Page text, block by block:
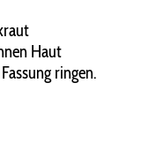
Haut
ringen.